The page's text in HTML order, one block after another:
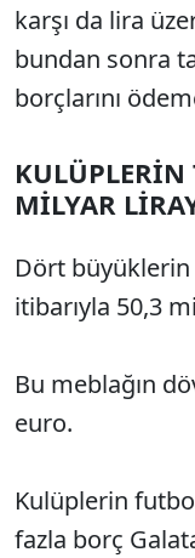
karşı da lira
bundan sonra
borçlarını
MİLYAR
Dört büyüklerin
itibarıyla 50,3
Bu meblağın
euro.
Kulüplerin
fazla borç